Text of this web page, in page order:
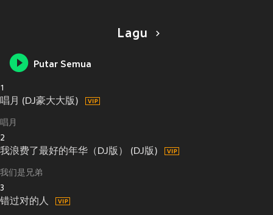
Lagu
Putar Semua
1
唱月 (DJ豪大大版)
唱月
2
我浪费了最好的年华（DJ版） (DJ版)
我们是兄弟
3
错过对的人